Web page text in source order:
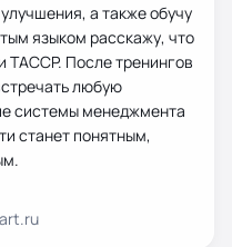
а также обучу
языком расскажу, что
TACCP. После тренингов
любую
системы менеджмента
станет понятным,